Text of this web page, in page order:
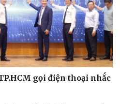
gọi điện thoại nhắc